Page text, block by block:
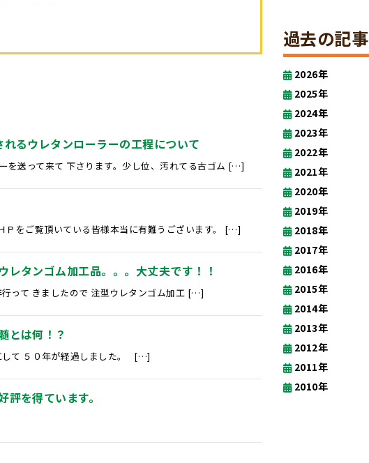
るウレタンローラーの工程について
を送って来て 下さります。少し位、汚れてる古ゴム […]
Ｐをご覧頂いている皆様本当に有難うございます。 […]
レタンゴム加工品。。。大丈夫です！！
って きましたので 注型ウレタンゴム加工 […]
とは何！？
して ５０年が経過しました。 […]
を得ています。
過去の記事
2026年
2025年
2024年
2023年
2022年
2021年
2020年
2019年
2018年
2017年
2016年
2015年
2014年
2013年
2012年
2011年
2010年